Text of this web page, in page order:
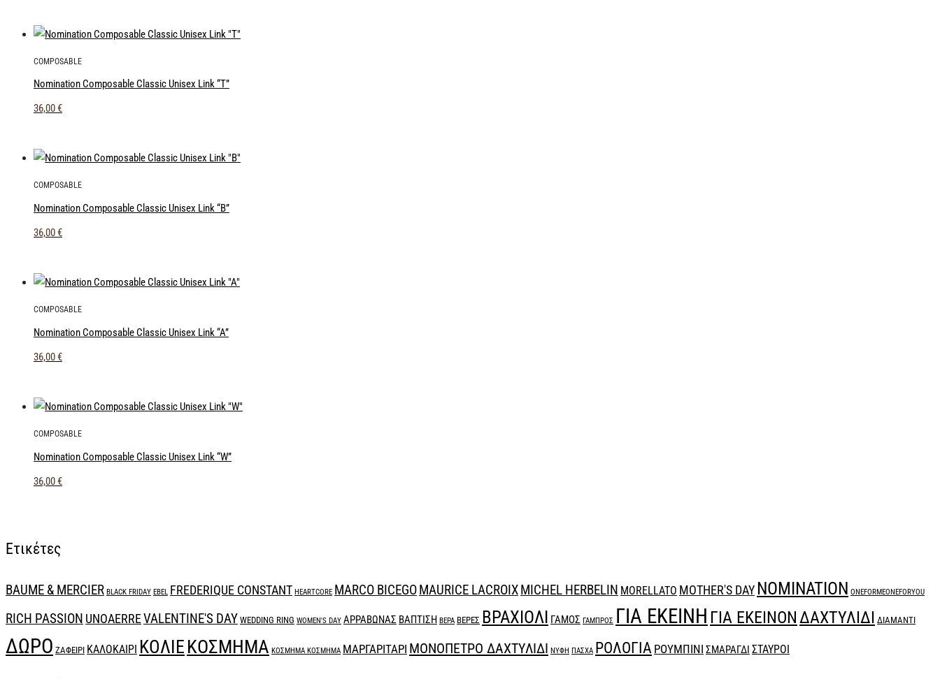
COMPOSABLE
Nomination Composable Classic Unisex Link “Τ”
36,00€
COMPOSABLE
Nomination Composable Classic Unisex Link “Β”
36,00€
COMPOSABLE
Nomination Composable Classic Unisex Link “A”
36,00€
COMPOSABLE
Nomination Composable Classic Unisex Link “W”
36,00€
Ετικέτες
BAUME & MERCIER BLACK FRIDAY EBEL FREDERIQUE CONSTANT HEARTCORE MARCO BICEGO MAURICE LACROIX MICHEL HERBELIN MORELLATO MOTHER'S DAY NOMINATION ONEFORMEONEFORYOU
RICH PASSION UNOAERREVALENTINE'S DAY WEDDING RING WOMEN'S DAY ΑΡΡΑΒΩΝΑΣ ΒΑΠΤΙΣΗ ΒΕΡΑ ΒΕΡΕΣ ΒΡΑΧΙΟΛΙ ΓΑΜΟΣ ΓΑΜΠΡΟΣ ΓΙΑ ΕΚΕΙΝΗ ΓΙΑ ΕΚΕΙΝΟΝΔΑΧΤΥΛΙΔΙ ΔΙΑΜΑΝΤΙ
ΔΩΡΟ ΖΑΦΕΙΡΙ ΚΑΛΟΚΑΙΡΙ ΚΟΛΙΕ ΚΟΣΜΗΜΑ ΚΟΣΜΗΜΑ ΚΟΣΜΗΜΑ ΜΑΡΓΑΡΙΤΑΡΙ ΜΟΝΟΠΕΤΡΟ ΔΑΧΤΥΛΙΔΙ ΝΥΦΗ ΠΑΣΧΑ ΡΟΛΟΓΙΑ ΡΟΥΜΠΙΝΙ ΣΜΑΡΑΓΔΙ ΣΤΑΥΡΟΙ